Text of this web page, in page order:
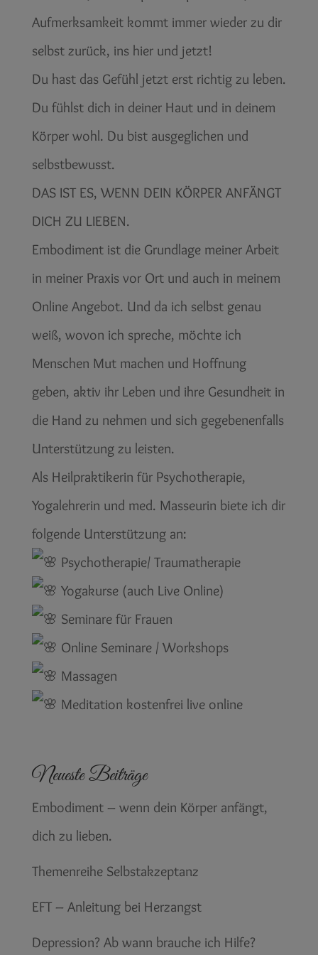
Aufmerksamkeit kommt immer wieder zu dir
selbst zurück, ins hier und jetzt!
Du hast das Gefühl jetzt erst richtig zu leben.
Du fühlst dich in deiner Haut und in deinem
Körper wohl. Du bist ausgeglichen und
selbstbewusst.
DAS IST ES, WENN DEIN KÖRPER ANFÄNGT
DICH ZU LIEBEN.
Embodiment ist die Grundlage meiner Arbeit
in meiner Praxis vor Ort und auch in meinem
Online Angebot. Und da ich selbst genau
weiß, wovon ich spreche, möchte ich
Menschen Mut machen und Hoffnung
geben, aktiv ihr Leben und ihre Gesundheit in
die Hand zu nehmen und sich gegebenenfalls
Unterstützung zu leisten.
Als Heilpraktikerin für Psychotherapie,
Yogalehrerin und med. Masseurin biete ich dir
folgende Unterstützung an:
Psychotherapie/ Traumatherapie
Yogakurse (auch Live Online)
Seminare für Frauen
Online Seminare / Workshops
Massagen
Meditation kostenfrei live online
Neueste Beiträge
Embodiment – wenn dein Körper anfängt,
dich zu lieben.
Themenreihe Selbstakzeptanz
EFT – Anleitung bei Herzangst
Depression? Ab wann brauche ich Hilfe?